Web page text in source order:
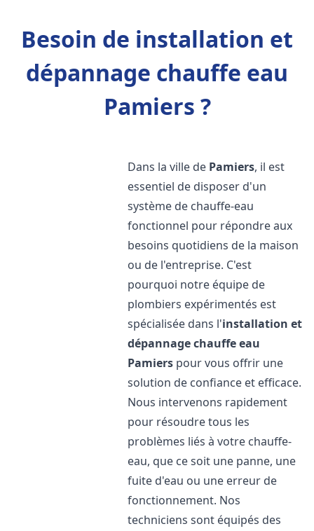
Besoin de installation et
dépannage chauffe eau
Pamiers ?
Dans la ville de Pamiers, il est
essentiel de disposer d'un
système de chauffe-eau
fonctionnel pour répondre aux
besoins quotidiens de la maison
ou de l'entreprise. C'est
pourquoi notre équipe de
plombiers expérimentés est
spécialisée dans l'installation et
dépannage chauffe eau
Pamiers pour vous offrir une
solution de confiance et efficace.
Nous intervenons rapidement
pour résoudre tous les
problèmes liés à votre chauffe-
eau, que ce soit une panne, une
fuite d'eau ou une erreur de
fonctionnement. Nos
techniciens sont équipés des